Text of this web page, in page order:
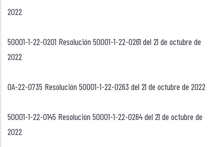
2022
50001-1-22-0201 Resolución 50001-1-22-0261 del 21 de octubre de
2022
OA-22-0735 Resolución 50001-1-22-0263 del 21 de octubre de 2022
50001-1-22-0145 Resolución 50001-1-22-0264 del 21 de octubre de
2022